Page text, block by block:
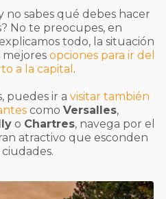
no sabes qué debes hacer
No te preocupes, en
todo, la situación
mejores opciones para ir del
a la capital .
puedes ir a visitar también
como Versalles,
o Chartres, navega por el
atractivo que esconden
ciudades.